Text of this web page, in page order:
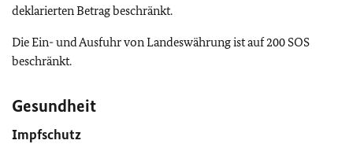
deklarierten Betrag beschränkt.
Die Ein- und Ausfuhr von Landeswährung ist auf 200 SOS
beschränkt.
Gesundheit
Impfschutz